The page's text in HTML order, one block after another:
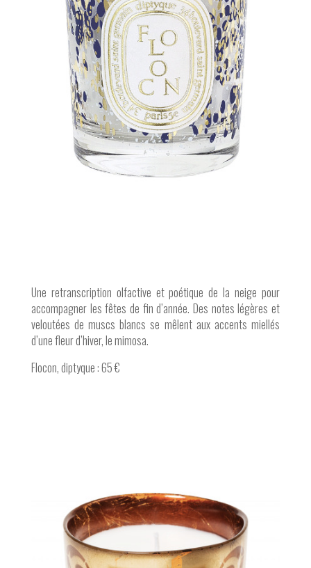
Une retranscription olfactive et poétique de la neige pour
accompagner les fêtes de fin d’année. Des notes légères et
veloutées de muscs blancs se mêlent aux accents miellés
d’une fleur d’hiver, le mimosa.
Flocon, diptyque : 65 €